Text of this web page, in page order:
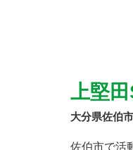
上堅
大分県佐伯
佐伯市で活